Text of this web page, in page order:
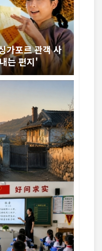
포르 관객 사
는 편지'